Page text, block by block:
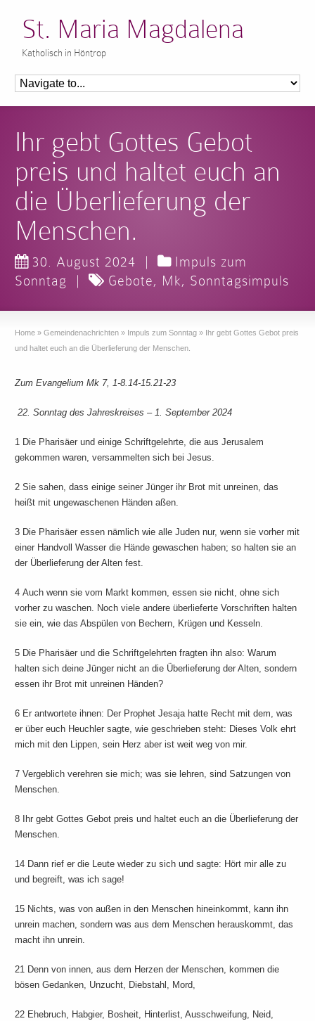
St. Maria Magdalena
Katholisch in Höntrop
Ihr gebt Gottes Gebot
preis und haltet euch an
die Überlieferung der
Menschen.
30. August 2024 |
Impuls zum
Sonntag
| Gebote, Mk, Sonntagsimpuls
Home » Gemeindenachrichten » Impuls zum Sonntag » Ihr gebt Gottes Gebot preis
und haltet euch an die Überlieferung der Menschen.
Zum Evangelium Mk 7, 1-8.14-15.21-23
22. Sonntag des Jahreskreises – 1. September 2024
1 Die Pharisäer und einige Schriftgelehrte, die aus Jerusalem
gekommen waren, versammelten sich bei Jesus.
2 Sie sahen, dass einige seiner Jünger ihr Brot mit unreinen, das
heißt mit ungewaschenen Händen aßen.
3 Die Pharisäer essen nämlich wie alle Juden nur, wenn sie vorher mit
einer Handvoll Wasser die Hände gewaschen haben; so halten sie an
der Überlieferung der Alten fest.
4 Auch wenn sie vom Markt kommen, essen sie nicht, ohne sich
vorher zu waschen. Noch viele andere überlieferte Vorschriften halten
sie ein, wie das Abspülen von Bechern, Krügen und Kesseln.
5 Die Pharisäer und die Schriftgelehrten fragten ihn also: Warum
halten sich deine Jünger nicht an die Überlieferung der Alten, sondern
essen ihr Brot mit unreinen Händen?
6 Er antwortete ihnen: Der Prophet Jesaja hatte Recht mit dem, was
er über euch Heuchler sagte, wie geschrieben steht: Dieses Volk ehrt
mich mit den Lippen, sein Herz aber ist weit weg von mir.
7 Vergeblich verehren sie mich; was sie lehren, sind Satzungen von
Menschen.
8 Ihr gebt Gottes Gebot preis und haltet euch an die Überlieferung der
Menschen.
14 Dann rief er die Leute wieder zu sich und sagte: Hört mir alle zu
und begreift, was ich sage!
15 Nichts, was von außen in den Menschen hineinkommt, kann ihn
unrein machen, sondern was aus dem Menschen herauskommt, das
macht ihn unrein.
21 Denn von innen, aus dem Herzen der Menschen, kommen die
bösen Gedanken, Unzucht, Diebstahl, Mord,
22 Ehebruch, Habgier, Bosheit, Hinterlist, Ausschweifung, Neid,